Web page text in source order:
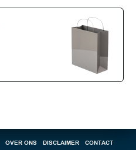
OVER ONS DISCLAIMER CONTACT